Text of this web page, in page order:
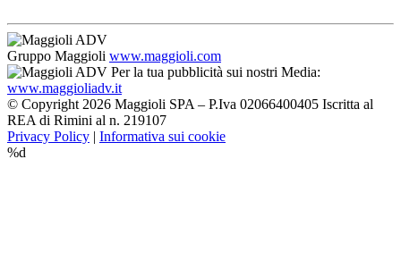
Gruppo Maggioli www.maggioli.com
Per la tua pubblicità sui nostri Media:
www.maggioliadv.it
© Copyright 2026 Maggioli SPA – P.Iva 02066400405 Iscritta al
REA di Rimini al n. 219107
Privacy Policy | Informativa sui cookie
%d